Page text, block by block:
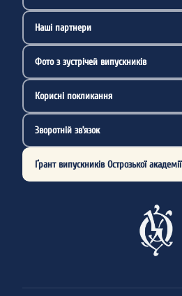
Наші партнери
Фото з зустрічей випускників
Корисні покликання
Зворотній зв’язок
Ґрант випускників Острозької академії